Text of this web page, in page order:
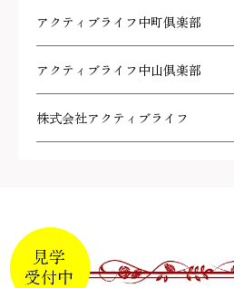
アクティブライフ中町倶楽部
アクティブライフ中山倶楽部
株式会社アクティブライフ